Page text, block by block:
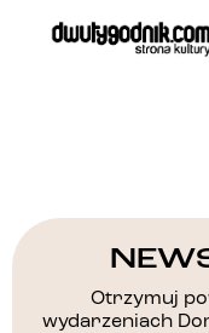
Otrzymuj
wydarzeniach